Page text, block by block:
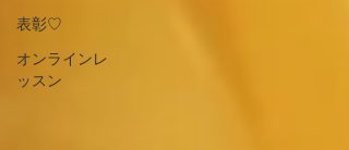
表彰♡
オンラインレ
ッスン